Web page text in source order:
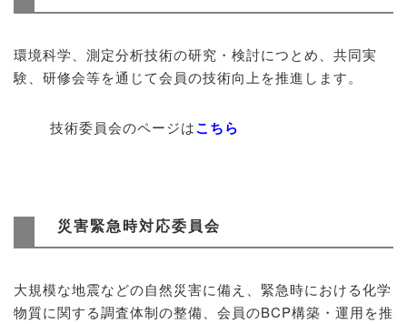
環境科学、測定分析技術の研究・検討につとめ、共同実
験、研修会等を通じて会員の技術向上を推進します。
技術委員会のページはこちら
災害緊急時対応委員会
大規模な地震などの自然災害に備え、緊急時における化学
物質に関する調査体制の整備、会員のBCP構築・運用を推